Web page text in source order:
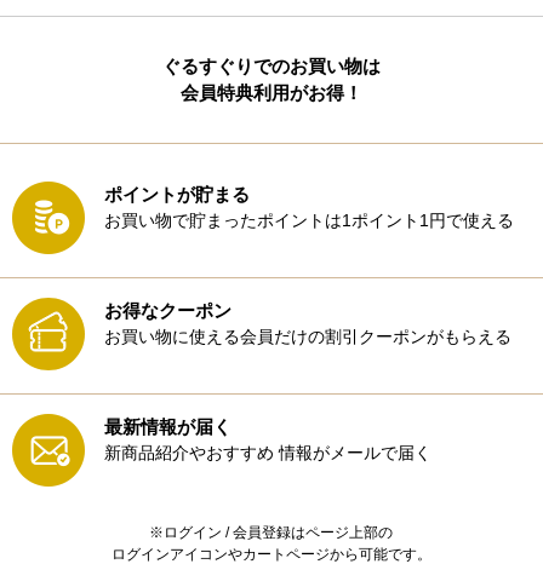
ぐるすぐりでのお買い物は
会員特典利用がお得！
ポイントが貯まる
お買い物で貯まったポイントは1ポイント1円で使える
お得なクーポン
お買い物に使える会員だけの割引クーポンがもらえる
最新情報が届く
新商品紹介やおすすめ 情報がメールで届く
※ログイン / 会員登録はページ上部の
ログインアイコンやカートページから可能です。